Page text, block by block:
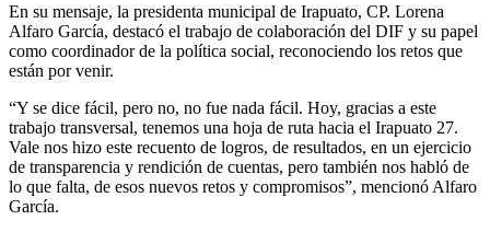
En su mensaje, la presidenta municipal de Irapuato, CP. Lorena
Alfaro García, destacó el trabajo de colaboración del DIF y su papel
como coordinador de la política social, reconociendo los retos que
están por venir.
“Y se dice fácil, pero no, no fue nada fácil. Hoy, gracias a este
trabajo transversal, tenemos una hoja de ruta hacia el Irapuato 27.
Vale nos hizo este recuento de logros, de resultados, en un ejercicio
de transparencia y rendición de cuentas, pero también nos habló de
lo que falta, de esos nuevos retos y compromisos”, mencionó Alfaro
García.